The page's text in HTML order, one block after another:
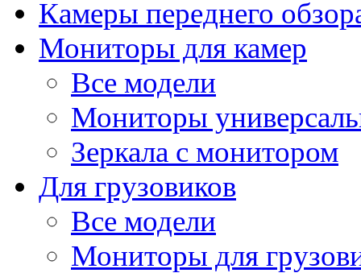
Камеры переднего
Мониторы для камер
Все модели
Мониторы
Зеркала с монитором
Для грузовиков
Все модели
Мониторы для